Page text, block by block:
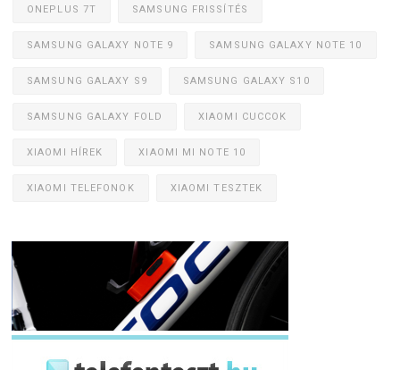
ONEPLUS 7T SAMSUNG FRISSÍTÉS
SAMSUNG GALAXY NOTE 9 SAMSUNG GALAXY NOTE 10
SAMSUNG GALAXY S9 SAMSUNG GALAXY S10
SAMSUNG GALAXY FOLD XIAOMI CUCCOK
XIAOMI HÍREK XIAOMI MI NOTE 10
XIAOMI TELEFONOK XIAOMI TESZTEK